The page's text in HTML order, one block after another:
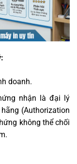
doanh.
nhận là đại lý
(Authorization
không thể chối